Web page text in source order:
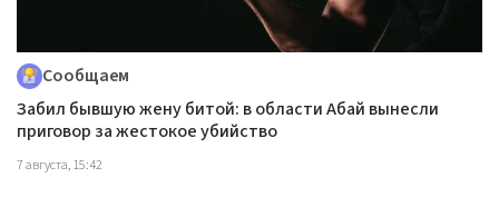
Сообщаем
Забил бывшую жену битой: в области Абай вынесли
приговор за жестокое убийство
7 августа, 15:42